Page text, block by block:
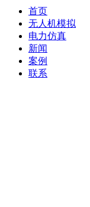
首页
无人机模拟
电力仿真
新闻
案例
联系